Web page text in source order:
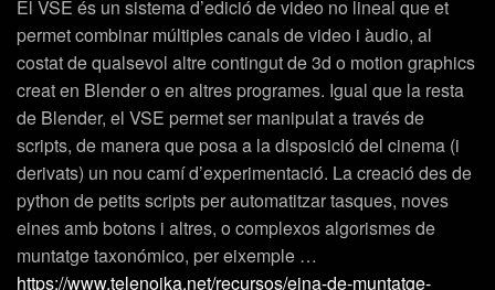
El VSE és un sistema d’edició de video no lineal que et
permet combinar múltiples canals de video i àudio, al
costat de qualsevol altre contingut de 3d o motion graphics
creat en Blender o en altres programes. Igual que la resta
de Blender, el VSE permet ser manipulat a través de
scripts, de manera que posa a la disposició del cinema (i
derivats) un nou camí d’experimentació. La creació des de
python de petits scripts per automatitzar tasques, noves
eines amb botons i altres, o complexos algorismes de
muntatge taxonómico, per eixemple …
https://www.telenoika.net/recursos/eina-de-muntatge-